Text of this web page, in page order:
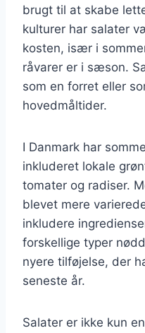
brugt til at skabe
kulturer har salater
kosten, især i
råvarer er i sæson.
som en forret eller
hovedmåltider.
I Danmark har
inkluderet lokale
tomater og radiser.
blevet mere
inkludere
forskellige typer
nyere tilføjelse, der
seneste år.
Salater er ikke kun